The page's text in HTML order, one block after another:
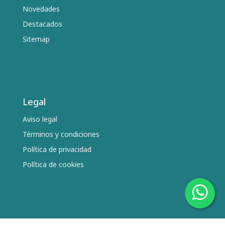
Novedades
Destacados
Sitemap
Legal
Aviso legal
Términos y condiciones
Política de privacidad
Política de cookies